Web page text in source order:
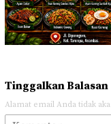
Tinggalkan Balasan
Alamat email Anda tidak